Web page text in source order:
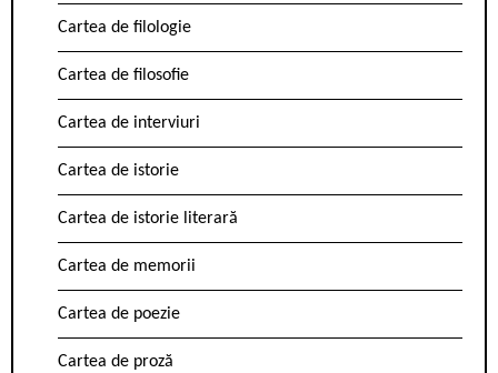
Cartea de filologie
Cartea de filosofie
Cartea de interviuri
Cartea de istorie
Cartea de istorie literară
Cartea de memorii
Cartea de poezie
Cartea de proză